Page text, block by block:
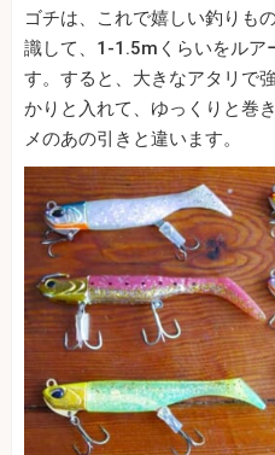
ゴチは、これで嬉しい釣りも
識して、1-1.5mくらいをルア
す。すると、大きなアタリで
かりと入れて、ゆっくりと巻
メのあの引きと違います。